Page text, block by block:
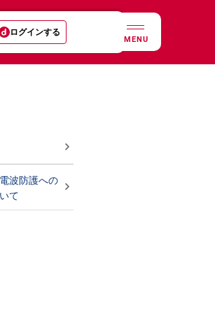
ログインする
MENU
波防護への
て